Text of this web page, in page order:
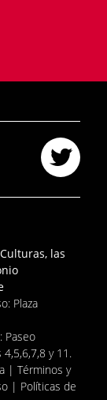
Youtube
las
Plaza
Paseo
4,5,6,7,8 y 11.
| Términos y
| Políticas de